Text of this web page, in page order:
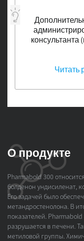
консультанта
Читать
О продукте
Pharmabold 300
болденон ундисиленат,
Его задачей было
метандростенолона. В
показателей.
разрушается в печени.
метиловой группы.